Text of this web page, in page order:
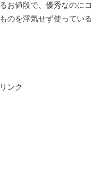
お値段で、優秀なのにコ
のを浮気せず使っている
ンク